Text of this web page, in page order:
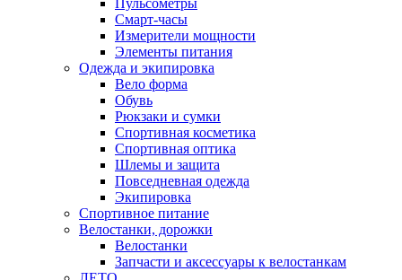
Смарт-часы
Измерители мощности
Элементы питания
Одежда и экипировка
Вело форма
Обувь
Рюкзаки и сумки
Спортивная косметика
Спортивная оптика
Шлемы и защита
Повседневная одежда
Экипировка
Спортивное питание
Велостанки, дорожки
Велостанки
Запчасти и аксессуары к велостанкам